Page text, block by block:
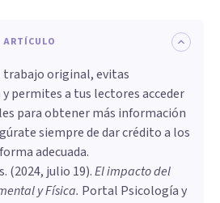
ARTÍCULO
trabajo original, evitas
permites a tus lectores acceder
para obtener más información
siempre de dar crédito a los
adecuada.
. (2024, julio 19).El impacto del
y Física. Portal Psicología y